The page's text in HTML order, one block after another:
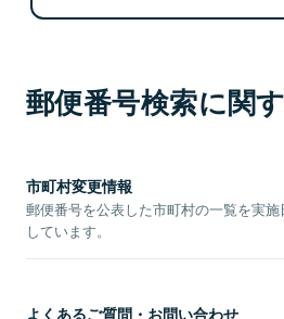
郵便番号検索に関
市町村変更情報
郵便番号を公表した市町村の一覧を実
しています。
よくあるご質問・お問い合わせ